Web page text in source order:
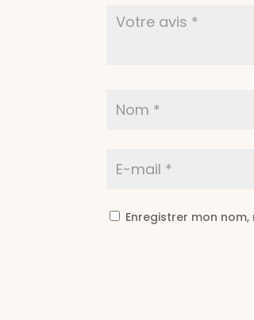
Enregistrer mon